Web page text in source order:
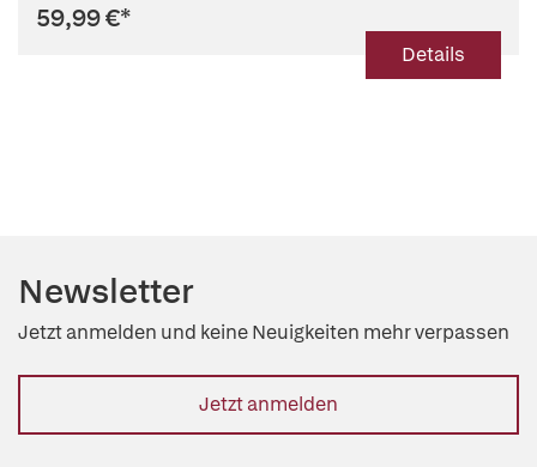
59,99 €*
Details
Newsletter
Jetzt anmelden und keine Neuigkeiten mehr verpassen
Jetzt anmelden